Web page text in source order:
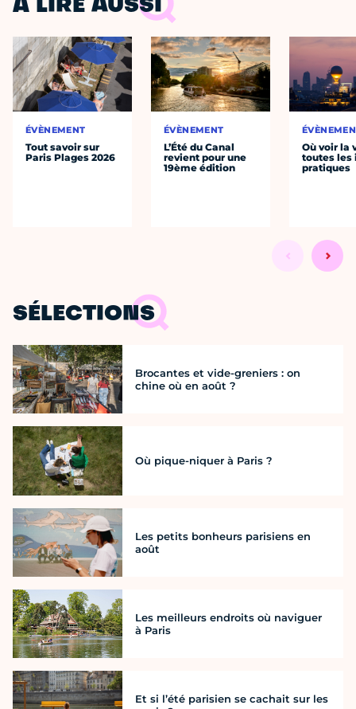
À LIRE AUSSI
ÉVÈNEMENT
Tout savoir sur
Paris Plages 2026
ÉVÈNEMENT
L’Été du Canal
revient pour une
19ème édition
Où voir la
toutes les
pratiques
SÉLECTIONS
Brocantes et vide-greniers : on
chine où en août ?
Où pique-niquer à Paris ?
Les petits bonheurs parisiens en
août
Les meilleurs endroits où naviguer
à Paris
Et si l’été parisien se cachait sur les